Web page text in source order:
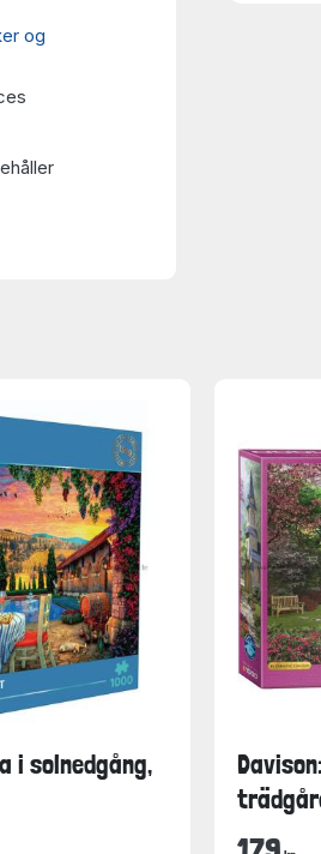
og
i solnedgång,